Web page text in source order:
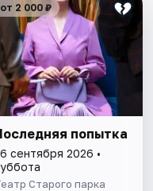
от 2 000 ₽
попытка
сентября 2026 •
Старого паркa